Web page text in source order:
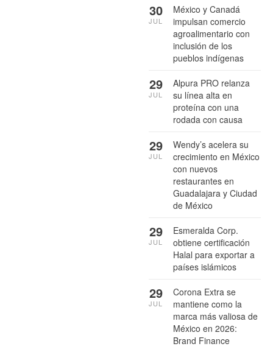
México y Canadá
impulsan comercio
agroalimentario con
inclusión de los
pueblos indígenas
30
JUL
Alpura PRO relanza
su línea alta en
proteína con una
rodada con causa
29
JUL
Wendy’s acelera su
crecimiento en México
con nuevos
restaurantes en
Guadalajara y Ciudad
de México
29
JUL
Esmeralda Corp.
obtiene certificación
Halal para exportar a
países islámicos
29
JUL
Corona Extra se
mantiene como la
marca más valiosa de
México en 2026:
Brand Finance
29
JUL